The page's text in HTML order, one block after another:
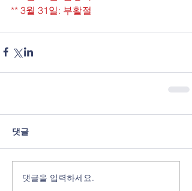
** 3월 31일: 부활절
댓글
댓글을 입력하세요.